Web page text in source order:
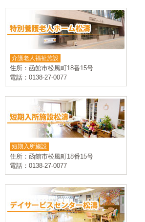
介護老人福祉施設
住所：函館市松風町18番15号
電話：0138-27-0077
短期入所施設
住所：函館市松風町18番15号
電話：0138-27-0077